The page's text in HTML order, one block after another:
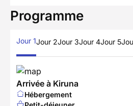
Programme
Jour 1Jour 2Jour 3Jour 4Jour 5
Arrivée à Kiruna
Hébergement